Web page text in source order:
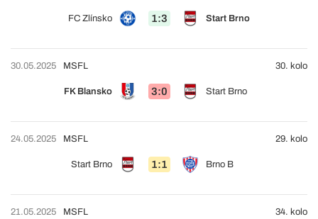
FC Zlínsko 1:3 Start Brno
30.05.2025
FK Blansko 3:0 Start Brno
MSFL 30. kolo
24.05.2025
Start Brno 1:1 Brno B
MSFL 29. kolo
21.05.2025 MSFL 34. kolo